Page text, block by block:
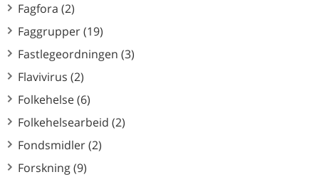
Fagfora (2)
Faggrupper (19)
Fastlegeordningen (3)
Flavivirus (2)
Folkehelse (6)
Folkehelsearbeid (2)
Fondsmidler (2)
Forskning (9)